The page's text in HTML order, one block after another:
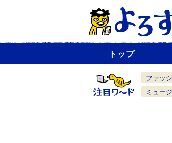
ュ
一
覧
トップ
ファッ
ミュー